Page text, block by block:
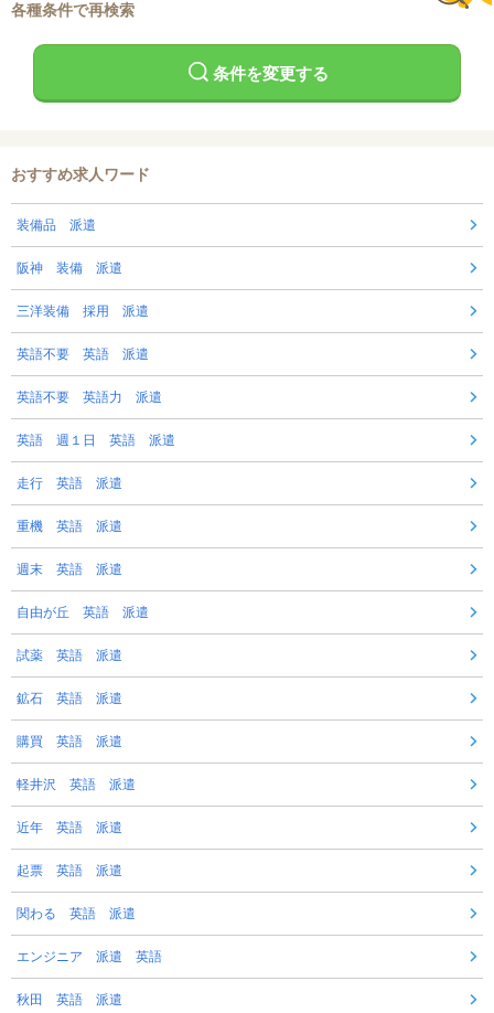
各種条件で再検索
条件を変更する
おすすめ求人ワード
装備品 派遣
阪神 装備 派遣
三洋装備 採用 派遣
英語不要 英語 派遣
英語不要 英語力 派遣
英語 週１日 英語 派遣
走行 英語 派遣
重機 英語 派遣
週末 英語 派遣
自由が丘 英語 派遣
試薬 英語 派遣
鉱石 英語 派遣
購買 英語 派遣
軽井沢 英語 派遣
近年 英語 派遣
起票 英語 派遣
関わる 英語 派遣
エンジニア 派遣 英語
秋田 英語 派遣